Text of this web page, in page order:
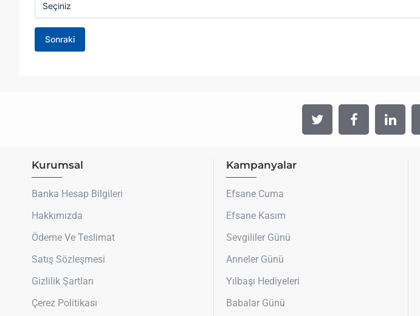
Kurumsal
Banka Hesap Bilgileri
Hakkımızda
Ödeme Ve Teslimat
Satış Sözleşmesi
Gizlilik Şartları
Çerez Politikası
Kampanyalar
Efsane Cuma
Efsane Kasım
Sevgililer Günü
Anneler Günü
Yılbaşı Hediyeleri
Babalar Günü